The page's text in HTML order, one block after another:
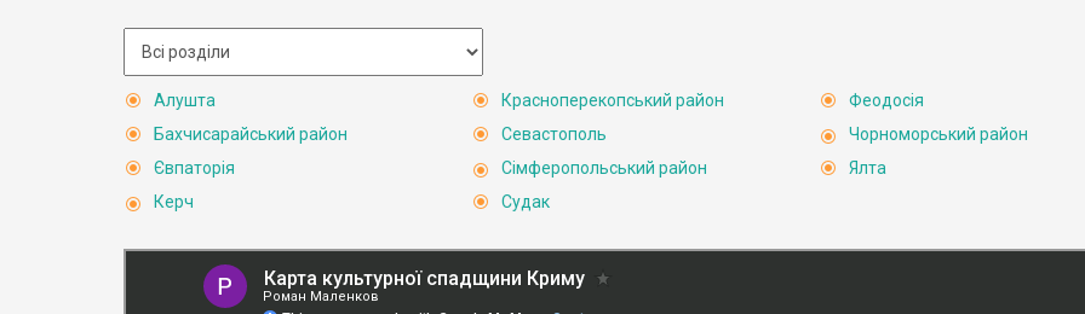
Алушта
Бахчисарайський район
Євпаторія
Керч
Красноперекопський район
Севастополь
Сімферопольський район
Судак
Феодосія
Чорноморський район
Ялта